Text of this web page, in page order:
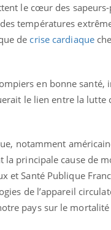
le cœur des
températures
de crise cardiaque
en bonne santé,
le lien entre la lutte
notamment
la principale cause de
et Santé Publique
de l’appareil
pays sur le
& Charge
entourée d'idées
comme parfois chez